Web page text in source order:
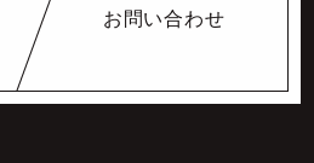
お問い合わせ